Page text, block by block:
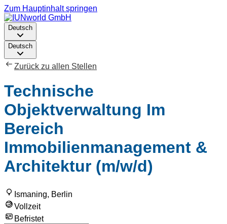
Zum Hauptinhalt springen
Deutsch
Deutsch
Zurück zu allen Stellen
Technische
Objektverwaltung Im
Bereich
Immobilienmanagement &
Architektur (m/w/d)
Ismaning, Berlin
Vollzeit
Befristet